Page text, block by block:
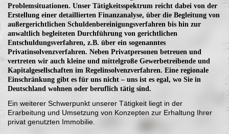
Problemsituationen. Unser Tätigkeitsspektrum reicht dabei von der
Erstellung einer detaillierten Finanzanalyse, über die Begleitung von
außergerichtlichen Schuldenbereinigungsverfahren bis hin zur
anwaltlich begleiteten Durchführung von gerichtlichen
Entschuldungsverfahren, z.B. über ein sogenanntes
Privatinsolvenzverfahren. Neben Privatpersonen betreuen und
vertreten wir auch kleine und mittelgroße Gewerbetreibende und
Kapitalgesellschaften im Regelinsolvenzverfahren. Eine regionale
Einschränkung gibt es für uns nicht – uns ist es egal, wo Sie in
Deutschland wohnen oder beruflich tätig sind.
Ein weiterer Schwerpunkt unserer Tätigkeit liegt in der
Erarbeitung und Umsetzung von Konzepten zur Erhaltung Ihrer
privat genutzten Immobilie.